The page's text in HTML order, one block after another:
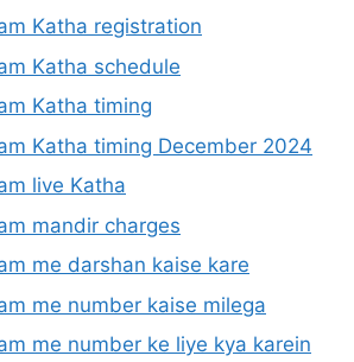
Katha registration
Katha schedule
Katha timing
Katha timing December 2024
live Katha
mandir charges
me darshan kaise kare
me number kaise milega
me number ke liye kya karein